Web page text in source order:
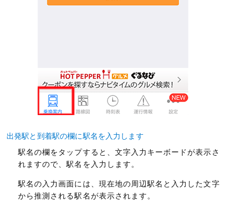
出発駅と到着駅の欄に駅名を入力します
駅名の欄をタップすると、文字入力キーボードが表示さ
れますので、駅名を入力します。
駅名の入力画面には、現在地の周辺駅名と入力した文字
から推測される駅名が表示されます。